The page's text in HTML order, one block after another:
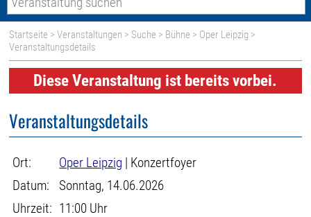
Startseite >Veranstaltungen > Suche > Bühne > Oper Leipzig >
Veranstaltungsdetails
Diese Veranstaltung ist bereits vorbei.
Veranstaltungsdetails
Ort: Oper Leipzig | Konzertfoyer
Datum:
Sonntag, 14.06.2026
Uhrzeit: 11:00 Uhr